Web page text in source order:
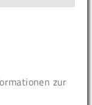
zur